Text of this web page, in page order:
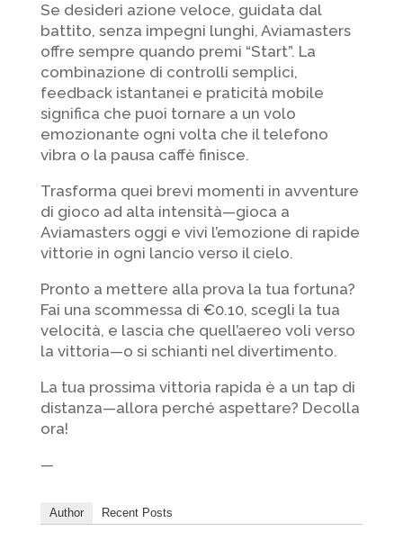
Se desideri azione veloce, guidata dal
battito, senza impegni lunghi, Aviamasters
offre sempre quando premi “Start”. La
combinazione di controlli semplici,
feedback istantanei e praticità mobile
significa che puoi tornare a un volo
emozionante ogni volta che il telefono
vibra o la pausa caffè finisce.
Trasforma quei brevi momenti in avventure
di gioco ad alta intensità—gioca a
Aviamasters oggi e vivi l’emozione di rapide
vittorie in ogni lancio verso il cielo.
Pronto a mettere alla prova la tua fortuna?
Fai una scommessa di €0.10, scegli la tua
velocità, e lascia che quell’aereo voli verso
la vittoria—o si schianti nel divertimento.
La tua prossima vittoria rapida è a un tap di
distanza—allora perché aspettare? Decolla
ora!
—
Author Recent Posts